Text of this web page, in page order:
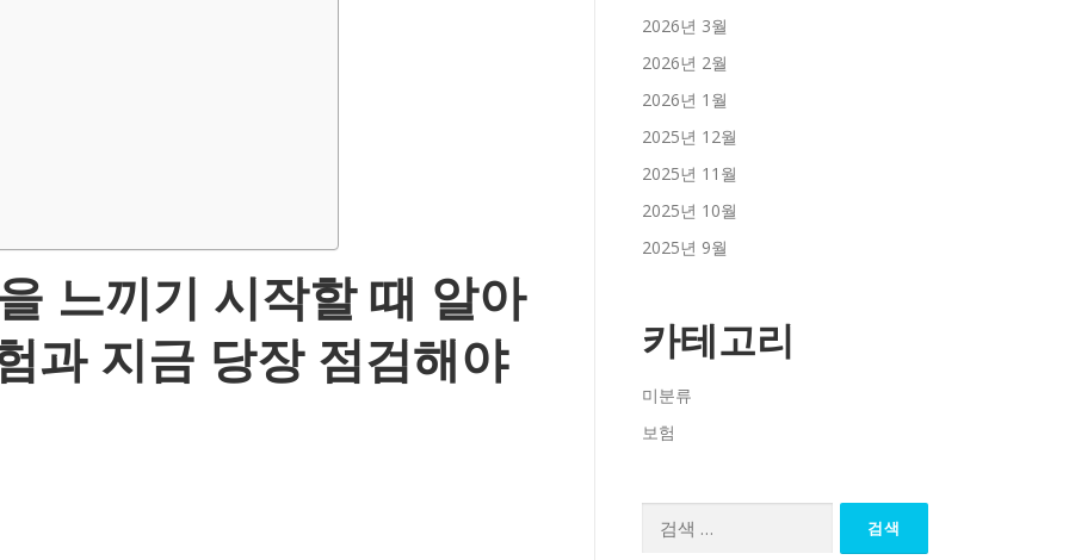
느끼기 시작할 때 알아
과 지금 당장 점검해야
2026년 3월
2026년 2월
2026년 1월
2025년 12월
2025년 11월
2025년 10월
2025년 9월
카테고리
미분류
보험